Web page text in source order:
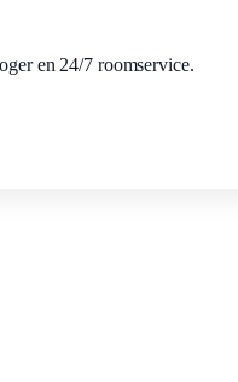
en 24/7 roomservice.